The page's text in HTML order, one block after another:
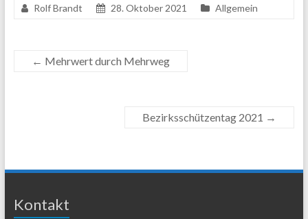
Rolf Brandt 28. Oktober 2021 Allgemein
← Mehrwert durch Mehrweg
Bezirksschützentag 2021 →
Kontakt